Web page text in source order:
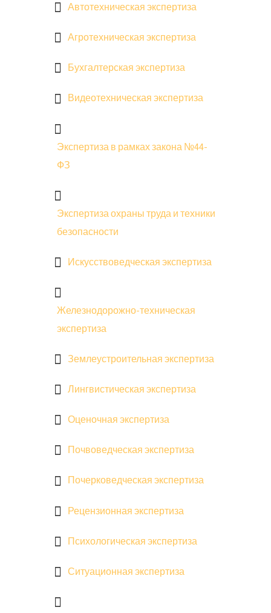
Автотехническая экспертиза
Агротехническая экспертиза
Бухгалтерская экспертиза
Видеотехническая экспертиза
Экспертиза в рамках закона №44-
ФЗ
Экспертиза охраны труда и техники
безопасности
Искусствоведческая экспертиза
Железнодорожно-техническая
экспертиза
Землеустроительная экспертиза
Лингвистическая экспертиза
Оценочная экспертиза
Почвоведческая экспертиза
Почерковедческая экспертиза
Рецензионная экспертиза
Психологическая экспертиза
Ситуационная экспертиза